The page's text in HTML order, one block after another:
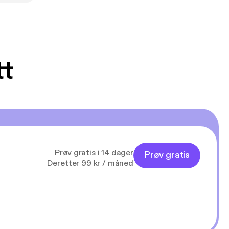
mord
Prøv gratis i 14 dager
Deretter 99 kr / måned
Prøv gratis